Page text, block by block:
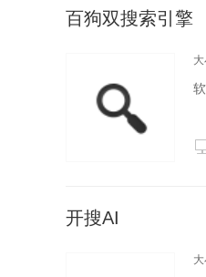
百狗双搜索引擎
开搜AI